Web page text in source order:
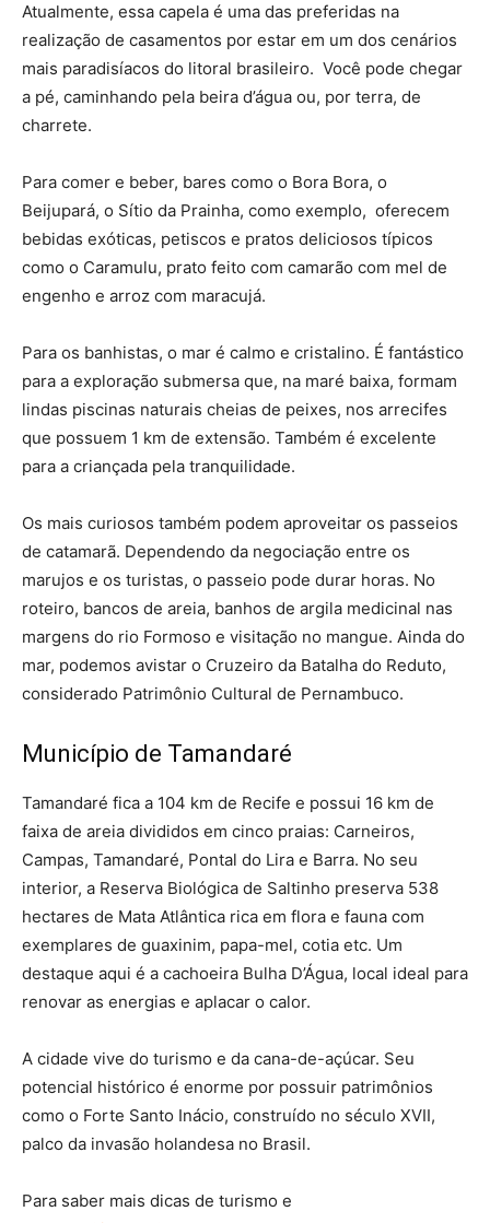
Atualmente, essa capela é uma das preferidas na
realização de casamentos por estar em um dos cenários
mais paradisíacos do litoral brasileiro. Você pode chegar
a pé, caminhando pela beira d’água ou, por terra, de
charrete.
Para comer e beber, bares como o Bora Bora, o
Beijupará, o Sítio da Prainha, como exemplo, oferecem
bebidas exóticas, petiscos e pratos deliciosos típicos
como o Caramulu, prato feito com camarão com mel de
engenho e arroz com maracujá.
Para os banhistas, o mar é calmo e cristalino. É fantástico
para a exploração submersa que, na maré baixa, formam
lindas piscinas naturais cheias de peixes, nos arrecifes
que possuem 1 km de extensão. Também é excelente
para a criançada pela tranquilidade.
Os mais curiosos também podem aproveitar os passeios
de catamarã. Dependendo da negociação entre os
marujos e os turistas, o passeio pode durar horas. No
roteiro, bancos de areia, banhos de argila medicinal nas
margens do rio Formoso e visitação no mangue. Ainda do
mar, podemos avistar o Cruzeiro da Batalha do Reduto,
considerado Patrimônio Cultural de Pernambuco.
Município de Tamandaré
Tamandaré fica a 104 km de Recife e possui 16 km de
faixa de areia divididos em cinco praias: Carneiros,
Campas, Tamandaré, Pontal do Lira e Barra. No seu
interior, a Reserva Biológica de Saltinho preserva 538
hectares de Mata Atlântica rica em flora e fauna com
exemplares de guaxinim, papa-mel, cotia etc. Um
destaque aqui é a cachoeira Bulha D’Água, local ideal para
renovar as energias e aplacar o calor.
A cidade vive do turismo e da cana-de-açúcar. Seu
potencial histórico é enorme por possuir patrimônios
como o Forte Santo Inácio, construído no século XVII,
palco da invasão holandesa no Brasil.
Para saber mais dicas de turismo e